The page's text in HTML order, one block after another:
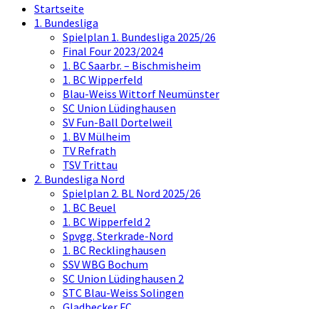
Startseite
1. Bundesliga
Spielplan 1. Bundesliga 2025/26
Final Four 2023/2024
1. BC Saarbr. – Bischmisheim
1. BC Wipperfeld
Blau-Weiss Wittorf Neumünster
SC Union Lüdinghausen
SV Fun-Ball Dortelweil
1. BV Mülheim
TV Refrath
TSV Trittau
2. Bundesliga Nord
Spielplan 2. BL Nord 2025/26
1. BC Beuel
1. BC Wipperfeld 2
Spvgg. Sterkrade-Nord
1. BC Recklinghausen
SSV WBG Bochum
SC Union Lüdinghausen 2
STC Blau-Weiss Solingen